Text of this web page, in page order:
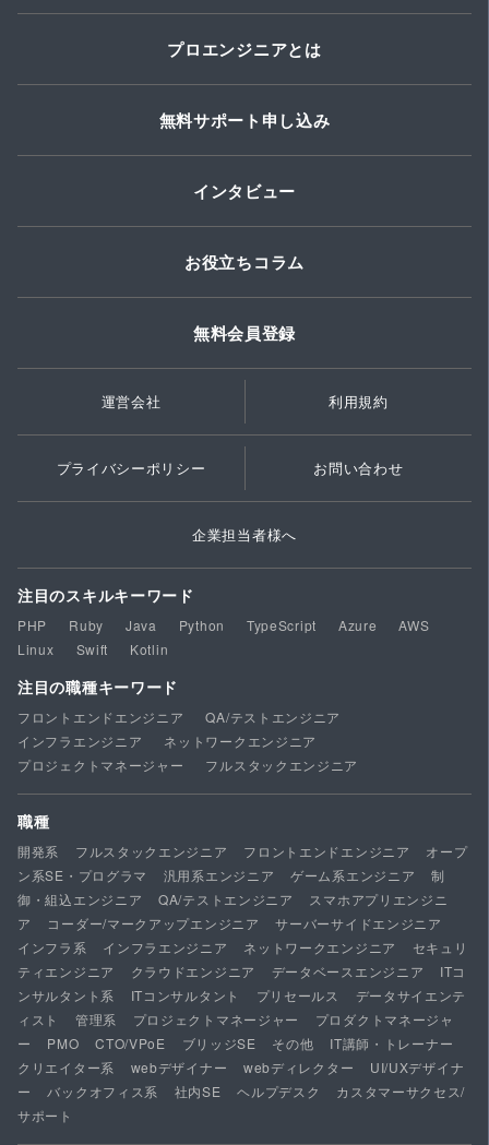
プロエンジニアとは
無料サポート申し込み
インタビュー
お役立ちコラム
無料会員登録
運営会社 利用規約
プライバシーポリシー お問い合わせ
企業担当者様へ
注目のスキルキーワード
PHP Ruby Java Python TypeScript Azure
AWS
Linux
Swift Kotlin
注目の職種キーワード
フロントエンドエンジニア
QA/テストエンジニア
インフラエンジニア
ネットワークエンジニア
プロジェクトマネージャー
フルスタックエンジニア
職種
開発系 フルスタックエンジニア フロントエンドエンジニア
オープ
ン系SE・プログラマ
汎用系エンジニア ゲーム系エンジニア
制
御・組込エンジニア
QA/テストエンジニア
スマホアプリエンジニ
ア
コーダー/マークアップエンジニア
サーバーサイドエンジニア
インフラ系
インフラエンジニア ネットワークエンジニア
セキュリ
ティエンジニア
クラウドエンジニア データベースエンジニア
ITコ
ンサルタント系
ITコンサルタント プリセールス
データサイエンテ
ィスト
管理系 プロジェクトマネージャー
プロダクトマネージャ
ー
PMO CTO/VPoE ブリッジSE その他
IT講師・トレーナー
クリエイター系
webデザイナー webディレクター
UI/UXデザイナ
ー
バックオフィス系 社内SE ヘルプデスク
カスタマーサクセス/
サポート